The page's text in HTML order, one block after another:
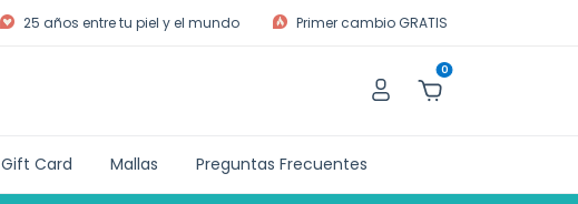
25 años entre tu piel y el mundo Primer cambio GRATIS
0
Gift Card Mallas Preguntas Frecuentes